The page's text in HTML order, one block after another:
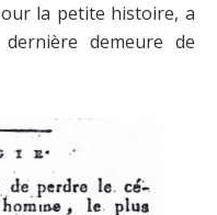
la petite histoire, a
demeure de